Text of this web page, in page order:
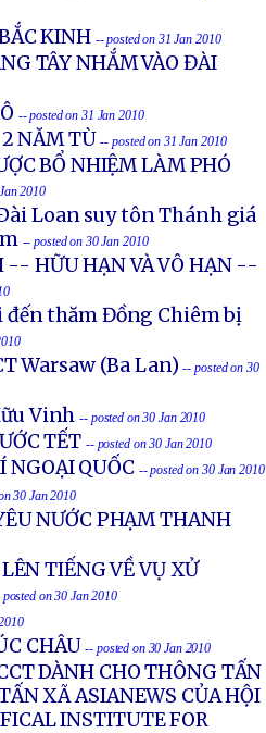
KINH -- posted on 31 Jan 2010
TÂY NHẮM VÀO ĐÀI
-- posted on 31 Jan 2010
NĂM TÙ -- posted on 31 Jan 2010
BỔ NHIỆM LÀM PHÓ
2010
Loan suy tôn Thánh giá
-- posted on 30 Jan 2010
-- HỮU HẠN VÀ VÔ HẠN --
đến thăm Đồng Chiêm bị
Warsaw (Ba Lan)-- posted on 30
Vinh-- posted on 30 Jan 2010
TẾT -- posted on 30 Jan 2010
NGOẠI QUỐC -- posted on 30 Jan 2010
30 Jan 2010
NƯỚC PHẠM THANH
TIẾNG VỀ VỤ XỬ
on 30 Jan 2010
CHÂU -- posted on 30 Jan 2010
DÀNH CHO THÔNG TẤN
XÃ ASIANEWS CỦA HỘI
INSTITUTE FOR